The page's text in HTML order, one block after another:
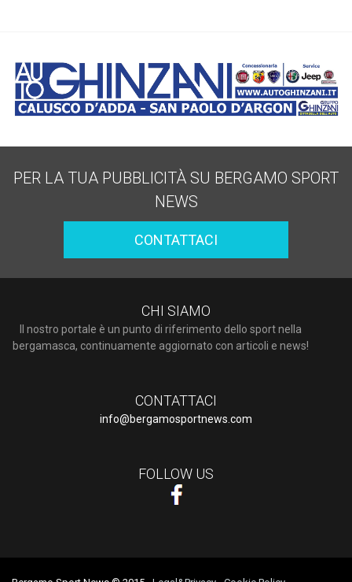
PER LA TUA PUBBLICITÀ SU BERGAMO SPORT
NEWS
CONTATTACI
CHI SIAMO
Il nostro portale è un punto di riferimento dello sport nella
bergamasca, continuamente aggiornato con articoli e news!
CONTATTACI
info@bergamosportnews.com
FOLLOW US